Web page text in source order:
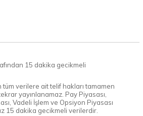
15 dakika gecikmeli
tüm verilere ait telif hakları tamamen
yayınlanamaz. Pay Piyasası,
Vadeli İşlem ve Opsiyon Piyasası
15 dakika gecikmeli verilerdir.